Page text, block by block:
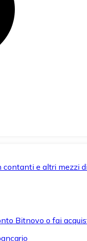
e altri mezzi
Bitnovo o fai